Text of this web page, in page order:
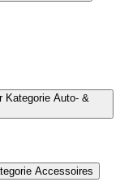
Kategorie Auto- &
Accessoires